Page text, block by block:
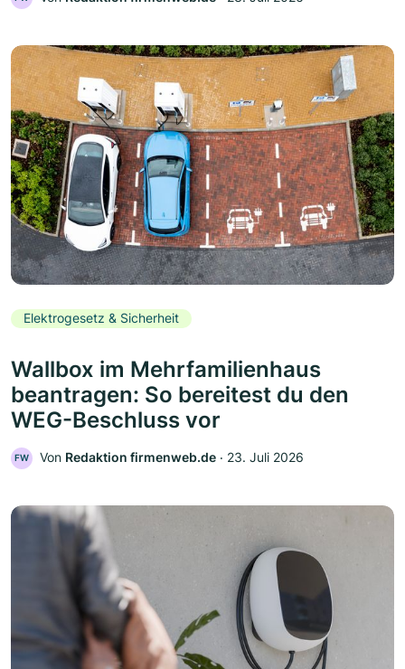
Elektrogesetz & Sicherheit
Wallbox im Mehrfamilienhaus
beantragen: So bereitest du den
WEG-Beschluss vor
FW Von Redaktion firmenweb.de ‧ 23. Juli 2026